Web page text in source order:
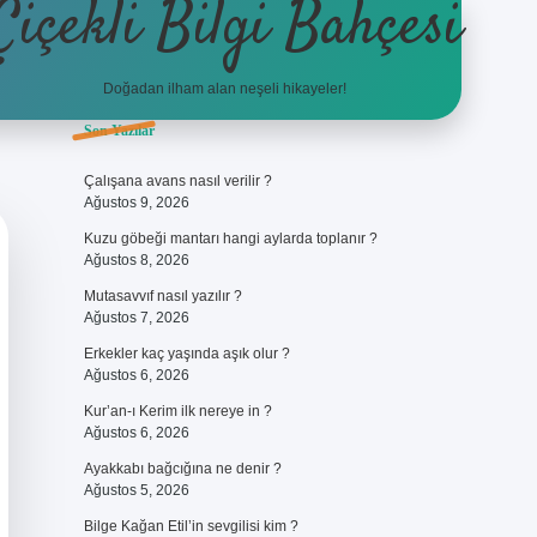
Bilgi Bahçesi
Doğadan ilham alan neşeli hikayeler!
Sidebar
Son Yazılar
Çalışana avans nasıl verilir ?
Ağustos 9, 2026
Kuzu göbeği mantarı hangi aylarda toplanır ?
Ağustos 8, 2026
Mutasavvıf nasıl yazılır ?
Ağustos 7, 2026
Erkekler kaç yaşında aşık olur ?
Ağustos 6, 2026
Kur’an-ı Kerim ilk nereye in ?
Ağustos 6, 2026
Ayakkabı bağcığına ne denir ?
Ağustos 5, 2026
Bilge Kağan Etil’in sevgilisi kim ?